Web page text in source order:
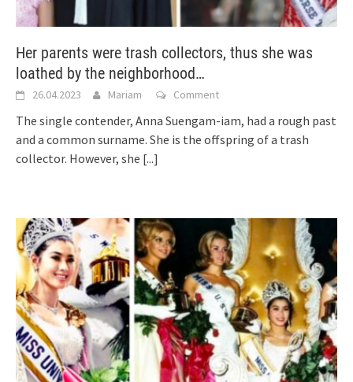
Her parents were trash collectors, thus she was
loathed by the neighborhood…
26.04.2023 Mariam Comment
The single contender, Anna Suengam-iam, had a rough past
and a common surname. She is the offspring of a trash
collector. However, she [...]